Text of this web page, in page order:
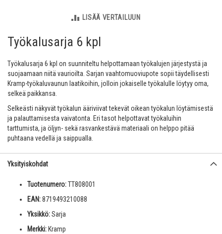
LISÄÄ VERTAILUUN
Työkalusarja 6 kpl
Työkalusarja 6 kpl on suunniteltu helpottamaan työkalujen järjestystä ja
suojaamaan niitä vaurioilta. Sarjan vaahtomuoviupote sopii täydellisesti
Kramp-työkaluvaunun laatikoihin, jolloin jokaiselle työkalulle löytyy oma,
selkeä paikkansa.
Selkeästi näkyvät työkalun ääriviivat tekevät oikean työkalun löytämisestä
ja palauttamisesta vaivatonta. Eri tasot helpottavat työkaluihin
tarttumista, ja öljyn- sekä rasvankestävä materiaali on helppo pitää
puhtaana vedellä ja saippualla.
Yksityiskohdat
Tuotenumero:TT808001
EAN:8719493210088
Yksikkö:Sarja
Merkki: Kramp